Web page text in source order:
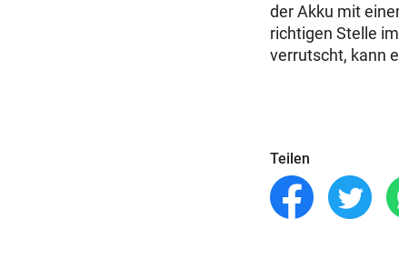
der Akku mit
richtigen Stelle
verrutscht, kann
Teilen